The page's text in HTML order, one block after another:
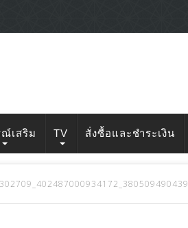
เสริม TV สั่งซื้อและชำระเงิน